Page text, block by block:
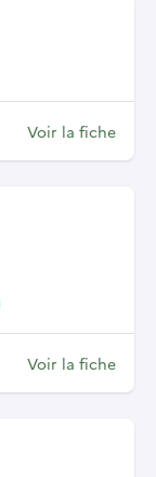
Voir la fiche
Voir la fiche